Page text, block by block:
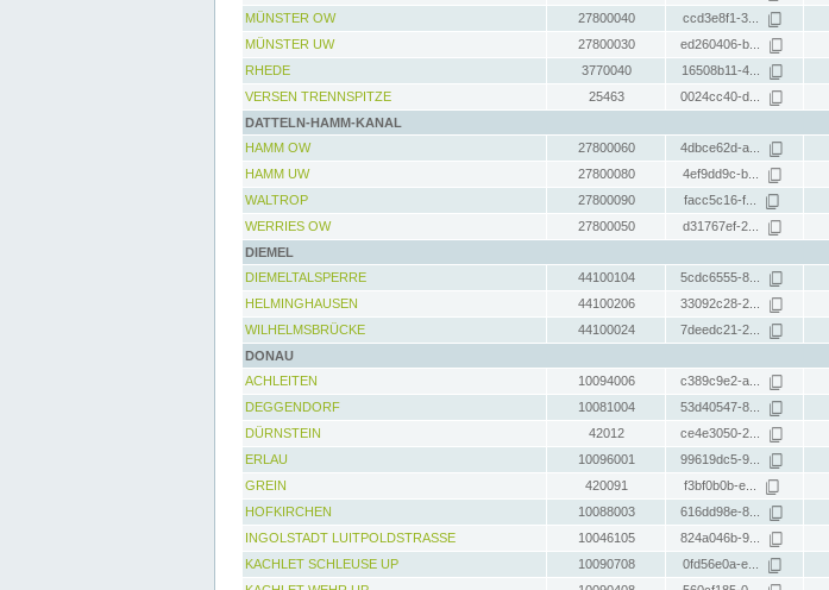
MÜNSTER OW
27800040 ccd3e8f1-3...
MÜNSTER UW
27800030 ed260406-b...
RHEDE
3770040 16508b11-4...
VERSEN TRENNSPITZE
25463 0024cc40-d...
DATTELN-HAMM-KANAL
HAMM OW
27800060 4dbce62d-a...
HAMM UW
27800080 4ef9dd9c-b...
WALTROP
27800090 facc5c16-f...
WERRIES OW
27800050 d31767ef-2...
DIEMEL
DIEMELTALSPERRE
44100104 5cdc6555-8...
HELMINGHAUSEN
44100206 33092c28-2...
WILHELMSBRÜCKE
44100024 7deedc21-2...
DONAU
ACHLEITEN
10094006 c389c9e2-a...
DEGGENDORF
10081004 53d40547-8...
DÜRNSTEIN
42012 ce4e3050-2...
ERLAU
10096001 99619dc5-9...
GREIN
420091 f3bf0b0b-e...
HOFKIRCHEN
10088003 616dd98e-8...
INGOLSTADT LUITPOLDSTRASSE
10046105 824a046b-9...
KACHLET SCHLEUSE UP
10090708 0fd56e0a-e...